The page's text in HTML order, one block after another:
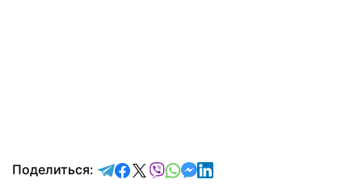
Поделиться: отправить в Telegram
поделиться в Facebook
поделиться в X
отправить в Viber
отправить в Whatsapp
отправить в Messenger
отправить в LinkedIn